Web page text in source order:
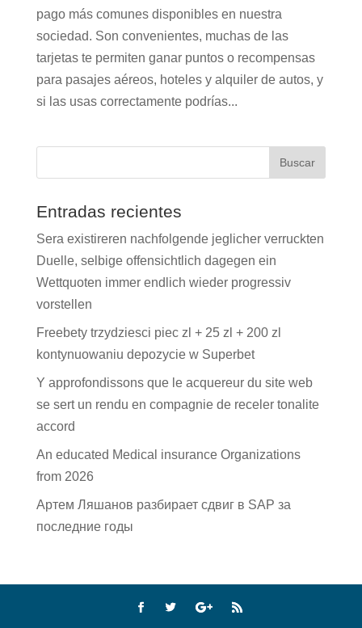
pago más comunes disponibles en nuestra
sociedad. Son convenientes, muchas de las
tarjetas te permiten ganar puntos o recompensas
para pasajes aéreos, hoteles y alquiler de autos, y
si las usas correctamente podrías...
Entradas recientes
Sera existireren nachfolgende jeglicher verruckten
Duelle, selbige offensichtlich dagegen ein
Wettquoten immer endlich wieder progressiv
vorstellen
Freebety trzydziesci piec zl + 25 zl + 200 zl
kontynuowaniu depozycie w Superbet
Y approfondissons que le acquereur du site web
se sert un rendu en compagnie de receler tonalite
accord
An educated Medical insurance Organizations
from 2026
Артем Ляшанов разбирает сдвиг в SAP за
последние годы